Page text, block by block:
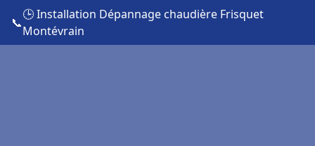
📞
🕒 Installation Dépannage chaudière Frisquet
Montévrain